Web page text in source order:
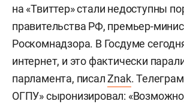
на «Твиттер» стали недоступны
правительства РФ, премьер-
Роскомнадзора. В Госдуме
интернет, и это фактически
парламента, писалZnak.
ОГПУ» сыронизировал: